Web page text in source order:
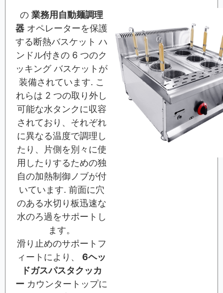
の業務用自動麺調理
器 オペレーターを保護
する断熱バスケット ハ
ンドル付きの 6 つのク
ッキング バスケットが
装備されています. こ
れらは 2 つの取り外し
可能な水タンクに収容
されており、それぞれ
に異なる温度で調理し
たり、片側を別々に使
用したりするための独
自の加熱制御ノブが付
いています. 前面に穴
のある水切り板迅速な
水のろ過をサポートし
ます。
滑り止めのサポートフ
ィートにより、6ヘッ
ドガスパスタクッカ
ー カウンタートップに